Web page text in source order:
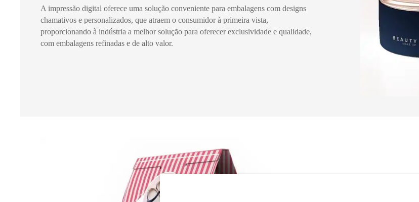
A impressão digital oferece uma solução conveniente para embalagens com designs
chamativos e personalizados, que atraem o consumidor à primeira vista,
proporcionando à indústria a melhor solução para oferecer exclusividade e qualidade,
com embalagens refinadas e de alto valor.